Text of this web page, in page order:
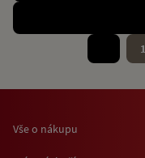
1
Vše o nákupu
Osobní odběr zboží